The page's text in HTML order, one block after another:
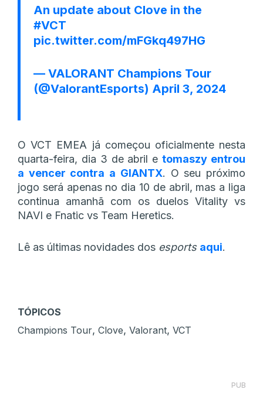
An update about Clove in the
#VCT
pic.twitter.com/mFGkq497HG
— VALORANT Champions Tour
(@ValorantEsports) April 3, 2024
O VCT EMEA já começou oficialmente nesta
quarta-feira, dia 3 de abril etomaszy entrou
a vencer contra a GIANTX. O seu próximo
jogo será apenas no dia 10 de abril, mas a liga
continua amanhã com os duelos Vitality vs
NAVI e Fnatic vs Team Heretics.
Lê as últimas novidades dos esports aqui.
TÓPICOS
Champions Tour, Clove, Valorant, VCT
PUB